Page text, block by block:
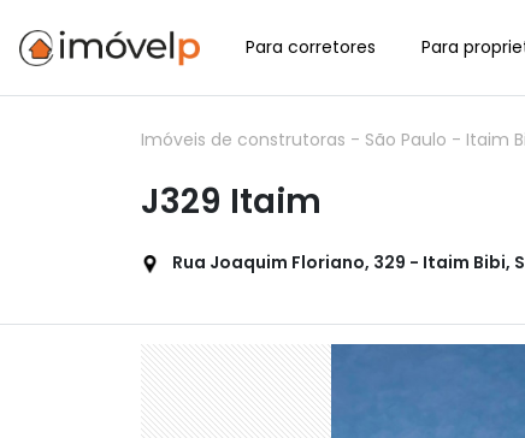
Para corretores Para
Imóveis de construtoras - São Paulo - Itaim
J329 Itaim
Rua Joaquim Floriano, 329 - Itaim Bibi,